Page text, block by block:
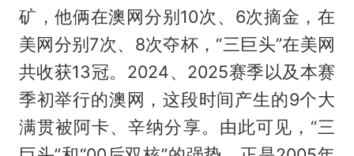
矿，他俩在澳网分别10次、6次摘金，在
美网分别7次、8次夺杯，“三巨头”在美网
共收获13冠。2024、2025赛季以及本赛
季初举行的澳网，这段时间产生的9个大
满贯被阿卡、辛纳分享。由此可见，“三